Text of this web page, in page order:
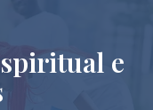
e